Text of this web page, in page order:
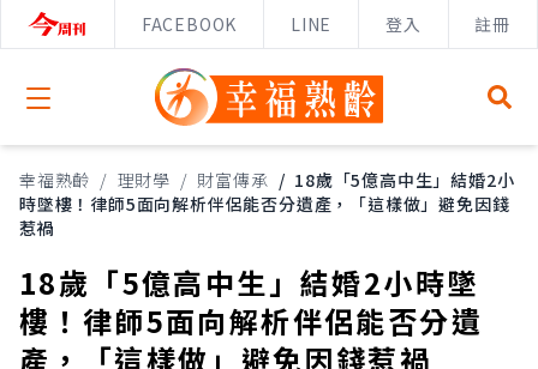
FACEBOOK LINE 登入 註冊
Open menu
幸福熟齡 / 理財學 / 財富傳承 / 18歲「5億高中生」結婚2小
時墜樓！律師5面向解析伴侶能否分遺產，「這樣做」避免因錢
惹禍
18歲「5億高中生」結婚2小時墜
樓！律師5面向解析伴侶能否分遺
產，「這樣做」避免因錢惹禍